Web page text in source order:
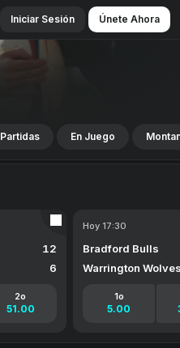
Iniciar Sesión Únete Ahora
Partidas En Juego
12
6
2o
51.00
Hoy 17:30
Bradford Bulls
Warrington
1o
5.00